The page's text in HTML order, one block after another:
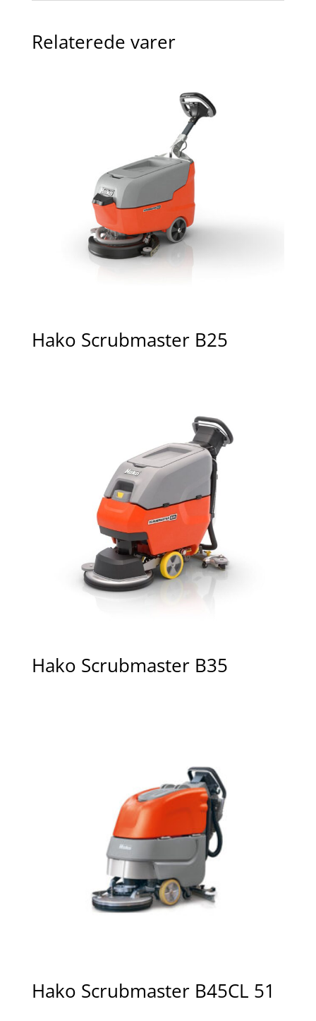
Relaterede varer
Hako Scrubmaster B25
Hako Scrubmaster B35
Hako Scrubmaster B45CL 51